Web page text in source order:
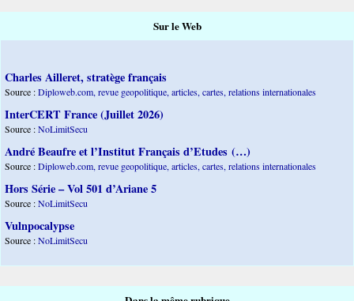
Sur le Web
Charles Ailleret, stratège français
Source :Diploweb.com, revue geopolitique, articles, cartes, relations internationales
InterCERT France (Juillet 2026)
Source :NoLimitSecu
André Beaufre et l’Institut Français d’Etudes (…)
Source :Diploweb.com, revue geopolitique, articles, cartes, relations internationales
Hors Série – Vol 501 d’Ariane 5
Source :NoLimitSecu
Vulnpocalypse
Source :NoLimitSecu